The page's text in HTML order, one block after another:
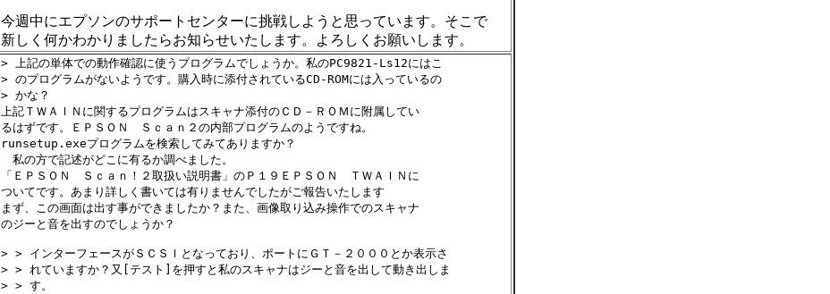
今週中にエプソンのサポートセンターに挑戦しようと思っています。そこで
新しく何かわかりましたらお知らせいたします。よろしくお願いします。
> 上記の単体での動作確認に使うプログラムでしょうか。私のPC9821-Ls12にはこ
> のプログラムがないようです。購入時に添付されているCD-ROMには入っているの
> かな？
上記ＴＷＡＩＮに関するプログラムはスキャナ添付のＣＤ－ＲＯＭに附属してい
るはずです。ＥＰＳＯＮ　Ｓｃａｎ２の内部プログラムのようですね。
runsetup.exeプログラムを検索してみてありますか？
私の方で記述がどこに有るか調べました。
「ＥＰＳＯＮ　Ｓｃａｎ！２取扱い説明書」のＰ１９ＥＰＳＯＮ　ＴＷＡＩＮに
ついてです。あまり詳しく書いては有りませんでしたがご報告いたします
まず、この画面は出す事ができましたか？また、画像取り込み操作でのスキャナ
のジーと音を出すのでしょうか？
> > インターフェースがＳＣＳＩとなっており、ポートにＧＴ－２０００とか表示さ
> > れていますか？又[テスト]を押すと私のスキャナはジーと音を出して動き出しま
> > す。